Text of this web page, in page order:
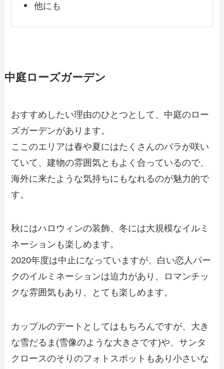
他にも
中庭ローズガーデン
おすすめしたい理由のひとつとして、中庭のロー
ズガーデンがあります。
ここのエリアは春や夏にはたくさんのバラが咲い
ていて、建物の雰囲気ともよく合っているので、
海外に来たような気持ちにもなれるのが魅力的で
す。
秋にはハロウィンの装飾、冬には大規模なイルミ
ネーションも楽しめます。
2020年度は中止になっていますが、白い恋人パー
クのイルミネーションは迫力があり、ロマンチッ
クな雰囲気もあり、とても楽しめます。
カップルのデートとしてはもちろんですが、大き
な雪だるま(雪像のような大きさです)や、サンタ
クロースのそりのフォトスポットもあり小さいな